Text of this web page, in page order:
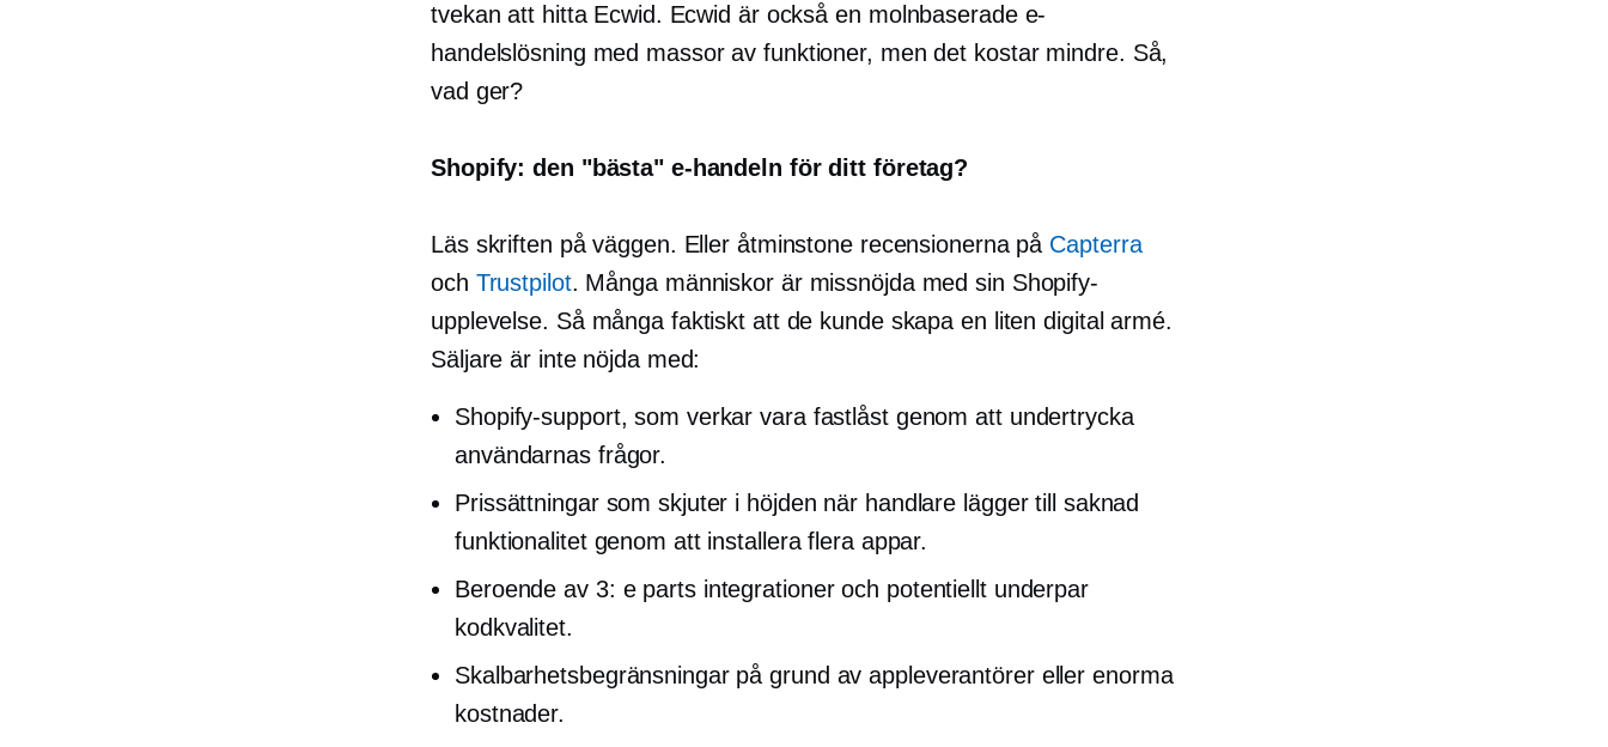
tvekan att hitta Ecwid. Ecwid är också en molnbaseradee-
handelslösning med massor av funktioner, men det kostar mindre. Så,
vad ger?
Shopify: den "bästa" e-handeln för ditt företag?
Läs skriften på väggen. Eller åtminstone recensionerna på Capterra
och Trustpilot. Många människor är missnöjda med sin Shopify-
upplevelse. Så många faktiskt att de kunde skapa en liten digital armé.
Säljare är inte nöjda med:
Shopify-support, som verkar vara fastlåst genom att undertrycka
användarnas frågor.
Prissättningar som skjuter i höjden när handlare lägger till saknad
funktionalitet genom att installera flera appar.
Beroende av 3: e partsintegrationer och potentiellt underpar
kodkvalitet.
Skalbarhetsbegränsningar på grund av appleverantörer eller enorma
kostnader.